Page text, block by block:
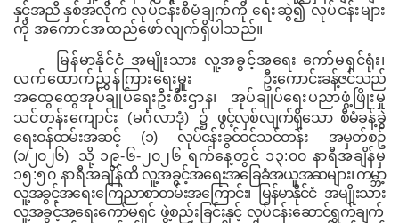
နှင့်အညီ နှစ်အလိုက် လုပ်ငန်းစီမံချက်ကို ရေးဆွဲ၍ လုပ်ငန်းများ
ကို အကောင်အထည်ဖော်လျက်ရှိပါသည်။
မြန်မာနိုင်ငံ အမျိုးသား လူ့အခွင့်အရေး ကော်မရှင်ရုံး၊
လက်ထောက်ညွှန်ကြားရေးမှူး
ဦးကောင်းခန့်ဇင်သည်
အထွေထွေအုပ်ချုပ်ရေးဦးစီးဌာန၊ အုပ်ချုပ်ရေးပညာဖွံ့ဖြိုးမှု
သင်တန်းကျောင်း (မင်္ဂလာဒုံ)
၌
ဖွင့်လှစ်လျက်ရှိသော စီမံခန့်ခွဲ
ရေးဝန်ထမ်းအဆင့် (၁) လုပ်ငန်းခွင်ဝင်သင်တန်း
အမှတ်စဥ်
(၁/၂၀၂၆)
သို့ ၁၉-၆-၂၀၂၆ ရက်နေ့တွင် ၁၃:၀၀ နာရီအချိန်မှ
၁၅:၅၀ နာရီအချိန်ထိ လူ့အခွင့်အရေးအခြေခံအယူအဆများ၊ ကမ္ဘာ့
လူ့အခွင့်အရေးကြေညာစာတမ်းအကြောင်း၊ မြန်မာနိုင်ငံ အမျိုးသား
လူ့အခွင့်အရေးကော်မရှင် ဖွဲ့စည်းခြင်းနှင့် လုပ်ငန်းဆောင်ရွက်ချက်